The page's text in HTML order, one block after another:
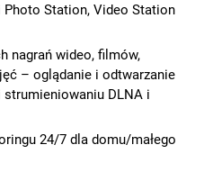
Station, Video Station
nagrań wideo, filmów,
– oglądanie i odtwarzanie
DLNA i
24/7 dla domu/małego